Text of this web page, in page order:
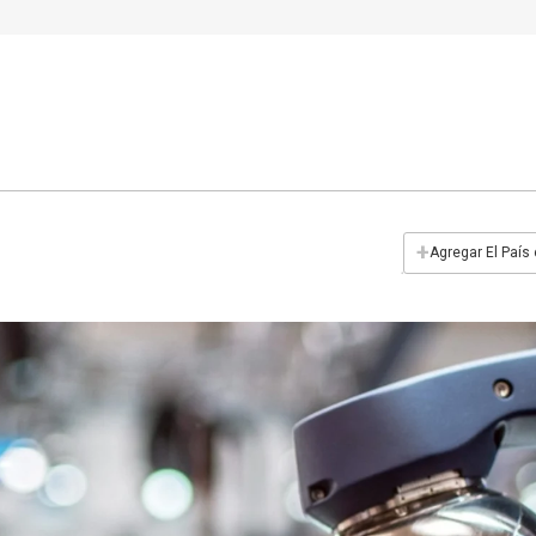
+Agregar El País